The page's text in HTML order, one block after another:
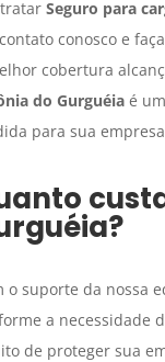
Seguro para
conosco e
cobertura
do Gurguéiaé
para sua
?
o suporte da nossa
a necessidade
de proteger sua